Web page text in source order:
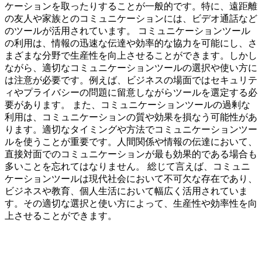
ケーションを取ったりすることが一般的です。特に、遠距離
の友人や家族とのコミュニケーションには、ビデオ通話など
のツールが活用されています。 コミュニケーションツール
の利用は、情報の迅速な伝達や効率的な協力を可能にし、さ
まざまな分野で生産性を向上させることができます。しかし
ながら、適切なコミュニケーションツールの選択や使い方に
は注意が必要です。例えば、ビジネスの場面ではセキュリテ
ィやプライバシーの問題に留意しながらツールを選定する必
要があります。 また、コミュニケーションツールの過剰な
利用は、コミュニケーションの質や効果を損なう可能性があ
ります。適切なタイミングや方法でコミュニケーションツー
ルを使うことが重要です。人間関係や情報の伝達において、
直接対面でのコミュニケーションが最も効果的である場合も
多いことを忘れてはなりません。 総じて言えば、コミュニ
ケーションツールは現代社会において不可欠な存在であり、
ビジネスや教育、個人生活において幅広く活用されていま
す。その適切な選択と使い方によって、生産性や効率性を向
上させることができます。